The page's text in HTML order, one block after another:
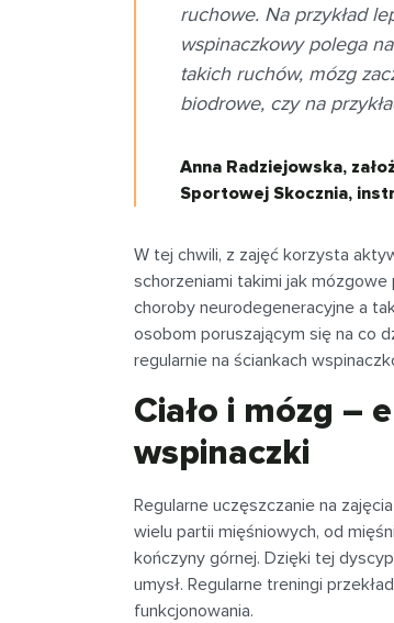
ruchowe. Na przykład
wspinaczkowy polega
takich ruchów, mózg
biodrowe, czy na
Anna Radziejowska,
Sportowej Skocznia,
W tej chwili, z zajęć korzysta
schorzeniami takimi jak
choroby neurodegeneracyjne a
osobom poruszającym się na co
regularnie na ściankach
Ciało i mózg –
wspinaczki
Regularne uczęszczanie na
wielu partii mięśniowych, od
kończyny górnej. Dzięki tej
umysł. Regularne treningi
funkcjonowania.